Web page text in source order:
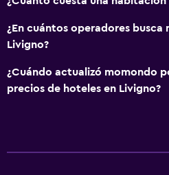
¿En cuántos operadores
Livigno?
¿Cuándo actualizó momondo
precios de hoteles en Livigno?